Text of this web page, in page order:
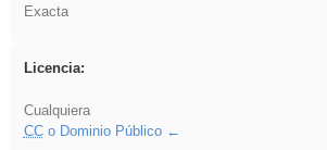
Exacta
Licencia:
Cualquiera
CCo Dominio Público